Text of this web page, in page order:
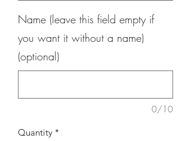
Name (leave this field empty if
you want it without a name)
(optional)
0/10
Quantity *